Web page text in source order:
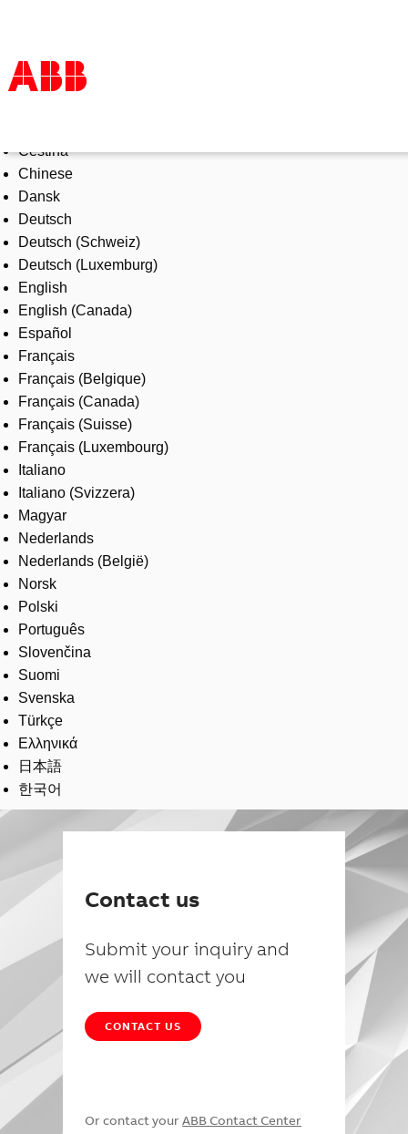
Products & Solutions
Industries
Services
About us
Where to buy
Contact us
Careers
Čeština
Chinese
Dansk
Deutsch
Deutsch (Schweiz)
Deutsch (Luxemburg)
English
English (Canada)
Español
Français
Français (Belgique)
Français (Canada)
Français (Suisse)
Français (Luxembourg)
Italiano
Italiano (Svizzera)
Magyar
Nederlands
Nederlands (België)
Norsk
Polski
Português
Slovenčina
Suomi
Svenska
Türkçe
Ελληνικά
日本語
한국어
Contact us
Submit your inquiry and
we will contact you
CONTACT US
Or contact your ABB Contact Center